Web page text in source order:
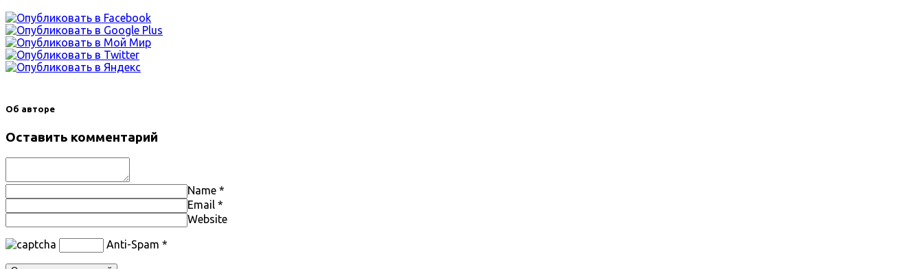
Об авторе
Оставить комментарий
Name *
Email *
Website
Anti-Spam *